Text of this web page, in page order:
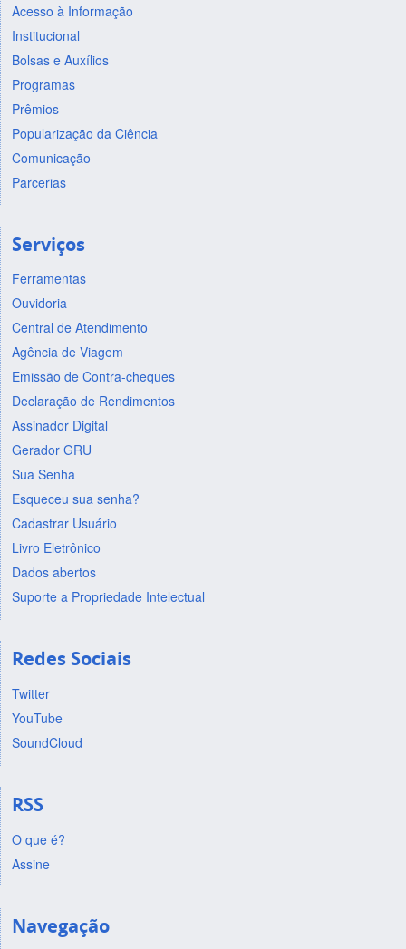
Acesso à Informação
Institucional
Bolsas e Auxílios
Programas
Prêmios
Popularização da Ciência
Comunicação
Parcerias
Serviços
Ferramentas
Ouvidoria
Central de Atendimento
Agência de Viagem
Emissão de Contra-cheques
Declaração de Rendimentos
Assinador Digital
Gerador GRU
Sua Senha
Esqueceu sua senha?
Cadastrar Usuário
Livro Eletrônico
Dados abertos
Suporte a Propriedade Intelectual
Redes Sociais
Twitter
YouTube
SoundCloud
RSS
O que é?
Assine
Navegação